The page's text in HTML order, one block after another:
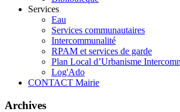
Services
Eau
Services communautaires
Intercommunalité
RPAM et services de garde
Plan Local d’Urbanisme
Log'Ado
CONTACT Mairie
Archives